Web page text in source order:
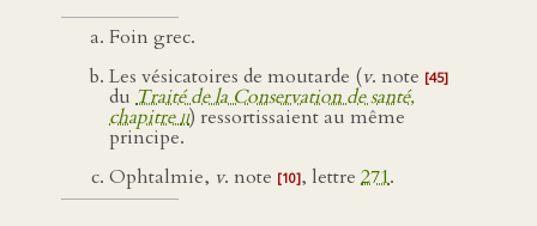
Foin grec.
Les vésicatoires de moutarde (v. note [45]
du Traité de la Conservation de santé,
chapitreii) ressortissaient au même
principe.
Ophtalmie, v. note [10], lettre 271.